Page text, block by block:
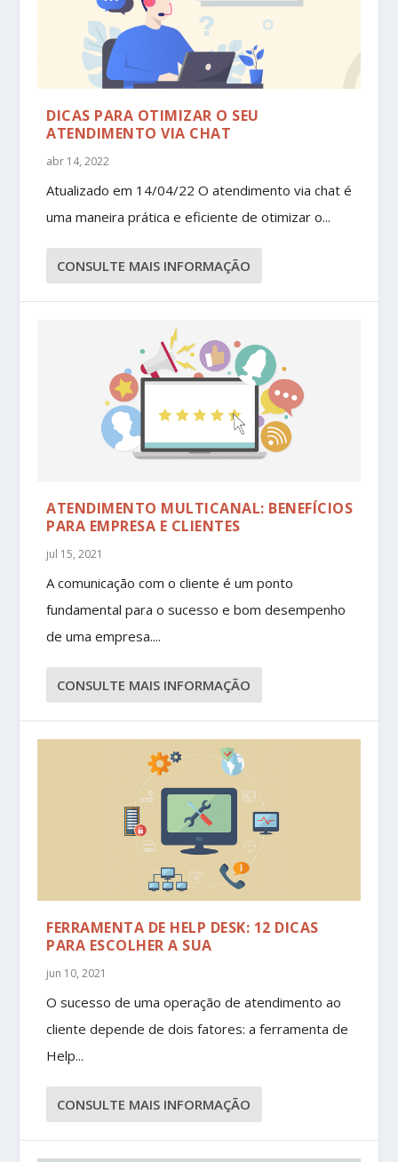
DICAS PARA OTIMIZAR O SEU
ATENDIMENTO VIA CHAT
abr 14, 2022
Atualizado em 14/04/22 O atendimento via chat é
uma maneira prática e eficiente de otimizar o...
CONSULTE MAIS INFORMAÇÃO
ATENDIMENTO MULTICANAL: BENEFÍCIOS
PARA EMPRESA E CLIENTES
jul 15, 2021
A comunicação com o cliente é um ponto
fundamental para o sucesso e bom desempenho
de uma empresa....
CONSULTE MAIS INFORMAÇÃO
FERRAMENTA DE HELP DESK: 12 DICAS
PARA ESCOLHER A SUA
jun 10, 2021
O sucesso de uma operação de atendimento ao
cliente depende de dois fatores: a ferramenta de
Help...
CONSULTE MAIS INFORMAÇÃO